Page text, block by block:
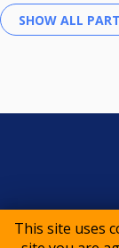
This site uses
©